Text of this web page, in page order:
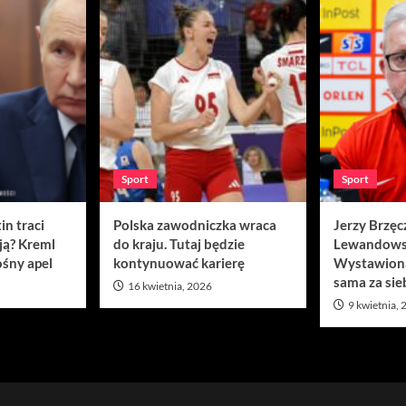
traci
Kreml
apel
Sport
Polska zawodniczka wraca
do kraju. Tutaj będzie
kontynuować karierę
16 kwietnia, 2026
Sport
Jerzy
sama za
9 kwietnia,